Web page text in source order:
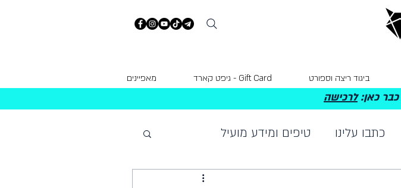
ביגוד ריצה וספורט Gift Card - גיפט קארד מאפיינים
כאן:לרכישה
כתבו עלינו טיפים ומידע מועיל